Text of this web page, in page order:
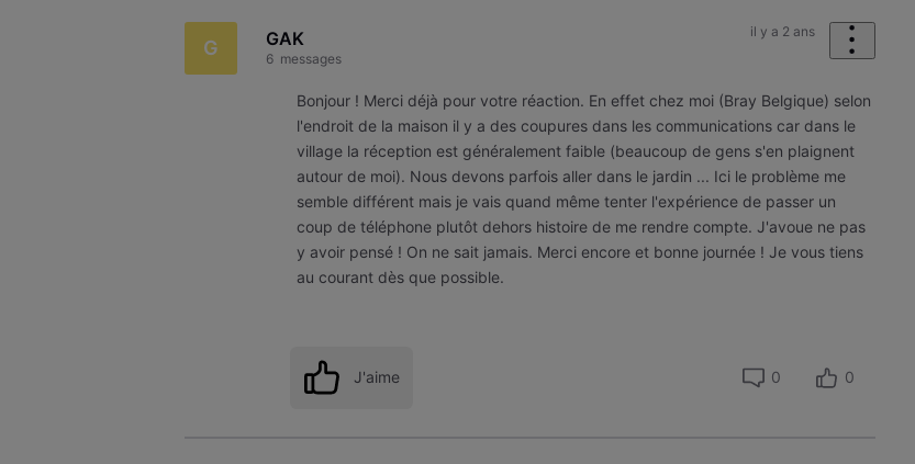
G GAK
6 messages
il y a 2 ans
Bonjour ! Merci déjà pour votre réaction. En effet chez moi (Bray Belgique) selon
l'endroit de la maison il y a des coupures dans les communications car dans le
village la réception est généralement faible (beaucoup de gens s'en plaignent
autour de moi). Nous devons parfois aller dans le jardin ... Ici le problème me
semble différent mais je vais quand même tenter l'expérience de passer un
coup de téléphone plutôt dehors histoire de me rendre compte. J'avoue ne pas
y avoir pensé ! On ne sait jamais. Merci encore et bonne journée ! Je vous tiens
au courant dès que possible.
J'aime 0 0